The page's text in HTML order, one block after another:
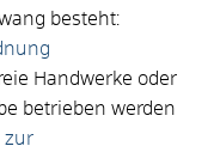
besteht:
Handwerke oder
betrieben werden
zur